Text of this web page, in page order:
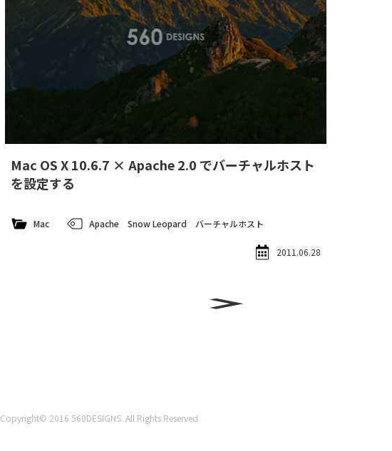
Mac OS X 10.6.7 × Apache 2.0 でバーチャルホスト
を設定する
Mac Apache Snow Leopard バーチャルホスト
2011.06.28
Copyright© 2016 560DESIGNS. All Rights Reserved.